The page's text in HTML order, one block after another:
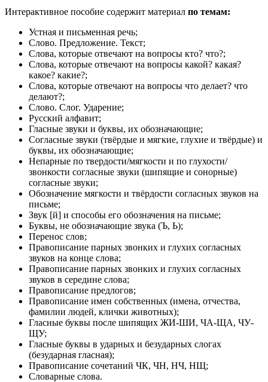
Интерактивное пособие содержит материал по темам:
Устная и письменная речь;
Слово. Предложение. Текст;
Слова, которые отвечают на вопросы кто? что?;
Слова, которые отвечают на вопросы какой? какая?
какое? какие?;
Слова, которые отвечают на вопросы что делает? что
делают?;
Слово. Слог. Ударение;
Русский алфавит;
Гласные звуки и буквы, их обозначающие;
Согласные звуки (твёрдые и мягкие, глухие и твёрдые) и
буквы, их обозначающие;
Непарные по твердости/мягкости и по глухости/
звонкости согласные звуки (шипящие и сонорные)
согласные звуки;
Обозначение мягкости и твёрдости согласных звуков на
письме;
Звук [й] и способы его обозначения на письме;
Буквы, не обозначающие звука (Ъ, Ь);
Перенос слов;
Правописание парных звонких и глухих согласных
звуков на конце слова;
Правописание парных звонких и глухих согласных
звуков в середине слова;
Правописание предлогов;
Правописание имен собственных (имена, отчества,
фамилии людей, клички животных);
Гласные буквы после шипящих ЖИ-ШИ, ЧА-ЩА, ЧУ-
ЩУ;
Гласные буквы в ударных и безударных слогах
(безударная гласная);
Правописание сочетаний ЧК, ЧН, НЧ, НЩ;
Словарные слова.